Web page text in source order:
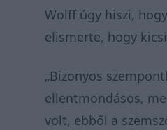
Wolff úgy hiszi,
elismerte, hogy
„Bizonyos
ellentmondásos,
volt, ebből a